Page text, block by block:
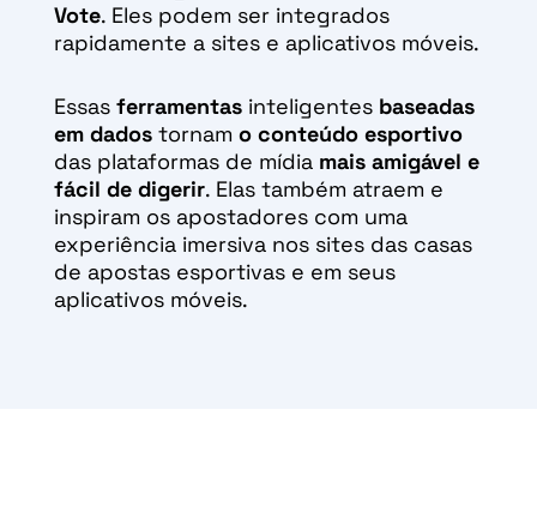
Vote. Eles podem ser integrados
rapidamente a sites e aplicativos móveis.
Essas ferramentasinteligentes baseadas
em dadostornam o conteúdo esportivo
das plataformas de mídia mais amigável e
fácil de digerir. Elas também atraem e
inspiram os apostadores com uma
experiência imersiva nos sites das casas
de apostas esportivas e em seus
aplicativos móveis.